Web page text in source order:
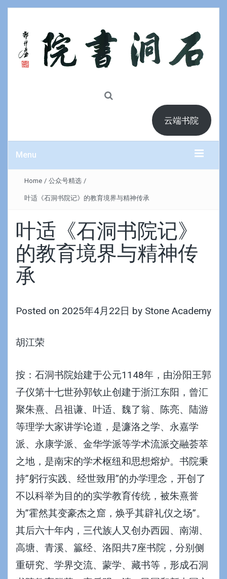
云端书院
Menu
Home / 公众号精选 /
叶适《石洞书院记》的教育境界与精神传承
叶适《石洞书院记》
的教育境界与精神传
承
Posted on 2025年4月22日 by Stone Academy
胡江荣
按：石洞书院始建于公元1148年，由汾阳王郭
子仪第十七世孙郭钦止创建于浙江东阳，曾汇
聚朱熹、吕祖谦、叶适、魏了翁、陈亮、陆游
等理学大家讲学论道，是濂洛之学、永嘉学
派、永康学派、金华学派等学术流派交融荟萃
之地，是南宋的学术枢纽和思想熔炉。书院秉
持”躬行实践、经世致用”的办学理念，开创了
不以科举为目的的实学教育传统，被朱熹誉
为”霍然其变豪杰之窟，焕乎其辟礼仪之场”。
其后六十年内，三代族人又创办西园、南湖、
高塘、青溪、籯经、洛阳共7座书院，分别侧
重研究、学界交流、蒙学、藏书等，形成石洞